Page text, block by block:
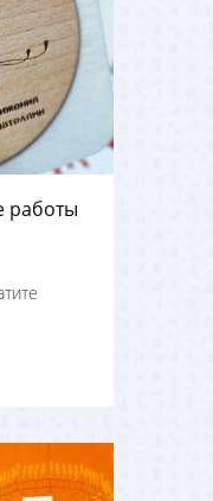
работы